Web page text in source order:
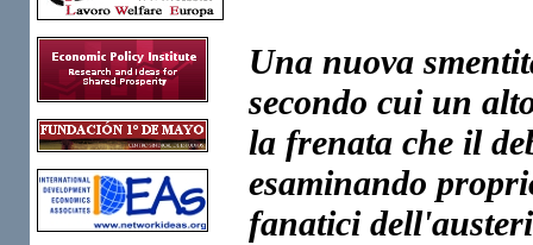
Una nuova
secondo cui un
la frenata che il
esaminando
fanatici